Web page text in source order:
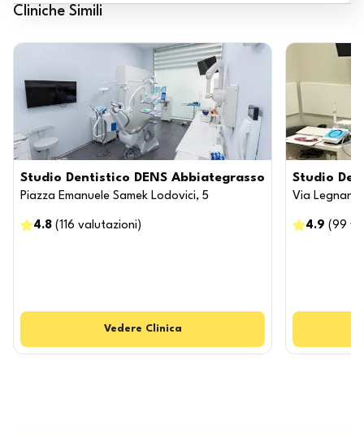
Cliniche Simili
Studio Dentistico DENS Abbiategrasso
Piazza Emanuele Samek Lodovici, 5
4.8 (116 valutazioni )
Vedere Clinica
Studio
Via
4.9 (99